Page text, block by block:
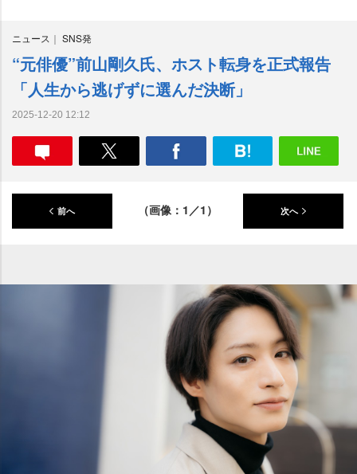
e
ニュース SNS発
“元俳優”前山剛久氏、ホスト転身を正式報告
「人生から逃げずに選んだ決断」
2025-12-20 12:12
前へ （画像：1／1） 次へ